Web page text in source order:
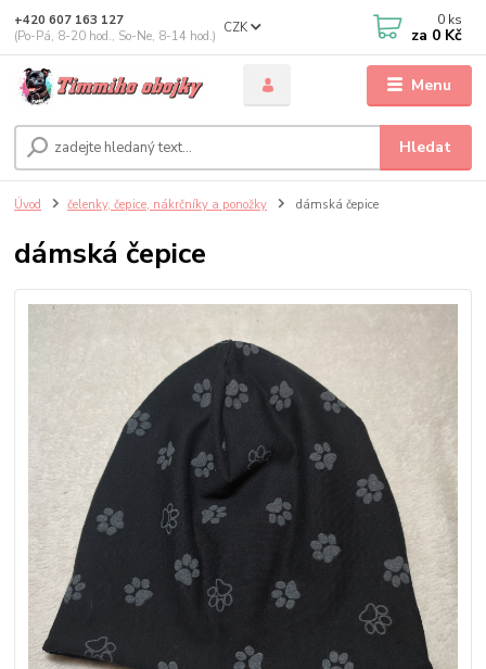
Menu
CZK
Hledat
+420 607 163 127
(Po-Pá, 8-20 hod., So-Ne, 8-14 hod.)
0 ks
za 0 Kč
Úvod čelenky, čepice, nákrčníky a ponožky dámská čepice
dámská čepice